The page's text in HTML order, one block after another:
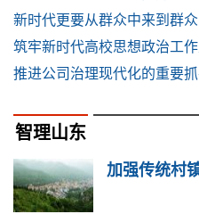
新时代更要从群众中来到群
筑牢新时代高校思想政治工
推进公司治理现代化的重要
智理山东
加强传统村